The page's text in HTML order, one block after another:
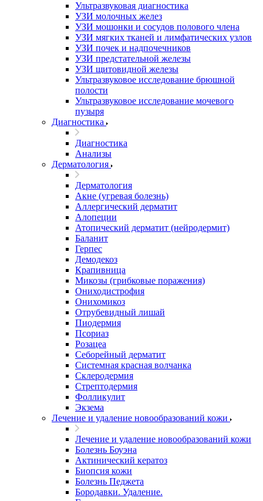
Ультразвуковая диагностика
УЗИ молочных желез
УЗИ мошонки и сосудов полового члена
УЗИ мягких тканей и лимфатических узлов
УЗИ почек и надпочечников
УЗИ предстательной железы
УЗИ щитовидной железы
Ультразвуковое исследование брюшной
полости
Ультразвуковое исследование мочевого
пузыря
Диагностика
Диагностика
Анализы
Дерматология
Дерматология
Акне (угревая болезнь)
Аллергический дерматит
Алопеции
Атопический дерматит (нейродермит)
Баланит
Герпес
Демодекоз
Крапивница
Микозы (грибковые поражения)
Ониходистрофия
Онихомикоз
Отрубевидный лишай
Пиодермия
Псориаз
Розацеа
Себорейный дерматит
Системная красная волчанка
Склеродермия
Стрептодермия
Фолликулит
Экзема
Лечение и удаление новообразований кожи
Лечение и удаление новообразований кожи
Болезнь Боуэна
Актинический кератоз
Биопсия кожи
Болезнь Педжета
Бородавки. Удаление.